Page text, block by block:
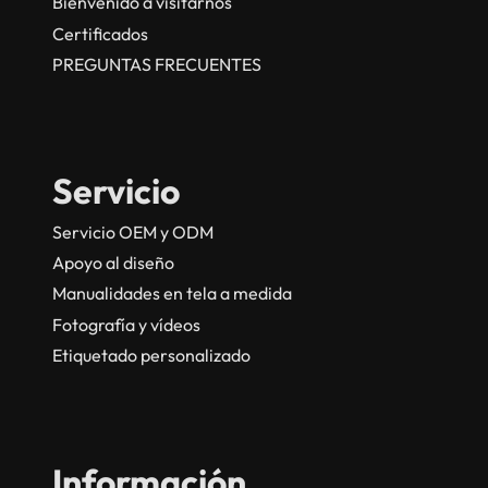
Certificados
PREGUNTAS FRECUENTES
Servicio
Servicio OEM y ODM
Apoyo al diseño
Manualidades en tela a medida
Fotografía y vídeos
Etiquetado personalizado